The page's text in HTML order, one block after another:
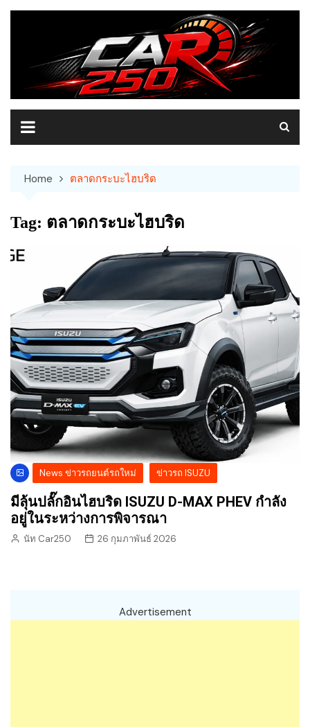
Skip
Home ตลาดกระบะไฮบริด
Tag: ตลาดกระบะไฮบริด
News ข่าวรถยนต์รถใหม่ ข่าวรถ ISUZU
มีลุ้นปลั๊กอินไฮบริด ISUZU D-MAX PHEV กำลัง
อยู่ในระหว่างการพิจารณา
นัท Car250 26 กุมภาพันธ์ 2026
Advertisement